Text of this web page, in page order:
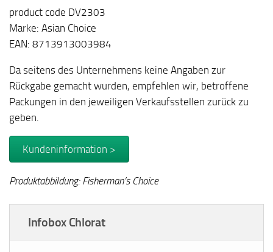
product code DV2303
Marke: Asian Choice
EAN: 8713913003984
Da seitens des Unternehmens keine Angaben zur
Rückgabe gemacht wurden, empfehlen wir, betroffene
Packungen in den jeweiligen Verkaufsstellen zurück zu
geben.
Kundeninformation >
Produktabbildung: Fisherman’s Choice
Infobox Chlorat